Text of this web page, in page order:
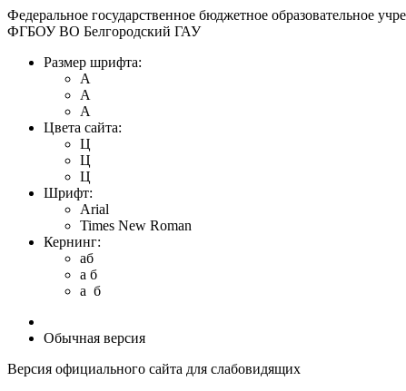
Федеральное государственное бюджетное образовательное
ФГБОУ ВО Белгородский ГАУ
Размер шрифта:
A
A
A
Цвета сайта:
Ц
Ц
Ц
Шрифт:
Arial
Times New Roman
Кернинг:
aб
a б
a б
Обычная версия
Версия официального сайта для слабовидящих